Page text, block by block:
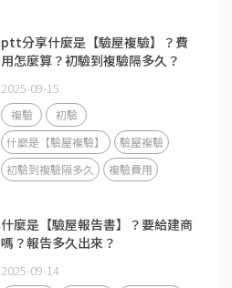
ptt分享什麼是【驗屋複驗】？費
用怎麼算？初驗到複驗隔多久？
2025-09-15
複驗
初驗
什麼是【驗屋複驗】
驗屋複驗
初驗到複驗隔多久
複驗費用
什麼是【驗屋報告書】？要給建商
嗎？報告多久出來？
2025-09-14